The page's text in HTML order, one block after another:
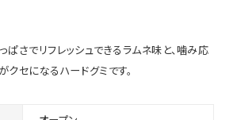
ぱさでリフレッシュできるラムネ味と、噛み応
クセになるハードグミです。